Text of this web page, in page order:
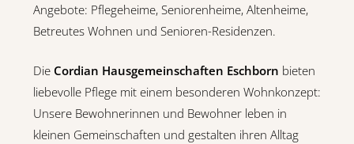
Angebote: Pflegeheime, Seniorenheime, Altenheime,
Betreutes Wohnen und Senioren-Residenzen.
Die Cordian Hausgemeinschaften Eschborn bieten
liebevolle Pflege mit einem besonderen Wohnkonzept:
Unsere Bewohnerinnen und Bewohner leben in
kleinen Gemeinschaften und gestalten ihren Alltag